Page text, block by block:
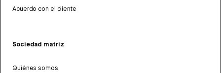
Acuerdo con el cliente
Sociedad matriz
Quiénes somos